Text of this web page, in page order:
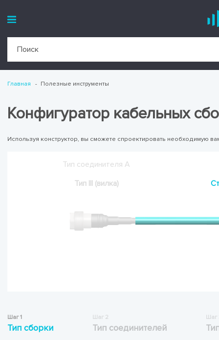
Главная Полезные инструменты
Конфигуратор кабельных
Используя конструктор, вы сможете спроектировать необходимую
Тип соединителя А
Тип III (вилка)
Шаг 1
Тип сборки
Шаг 2
Тип соединителей
Шаг